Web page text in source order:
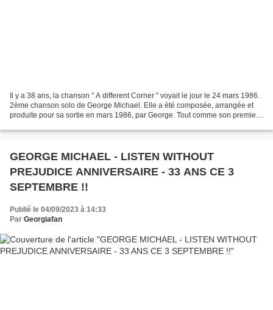
Il y a 38 ans, la chanson " A different Corner " voyait le jour le 24 mars 1986.
2ème chanson solo de George Michael. Elle a été composée, arrangée et
produite pour sa sortie en mars 1986, par George. Tout comme son premier
GEORGE MICHAEL - LISTEN WITHOUT
PREJUDICE ANNIVERSAIRE - 33 ANS CE 3
SEPTEMBRE !!
Publié le 04/09/2023 à 14:33
Par Georgiafan